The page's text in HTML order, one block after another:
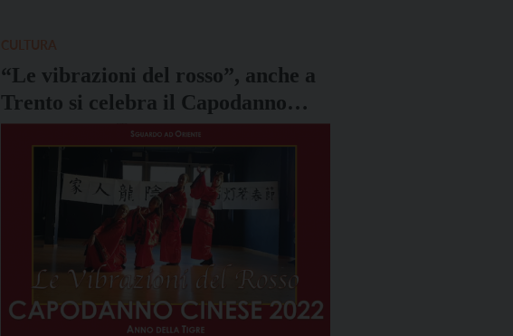
“Le vibrazioni del rosso”, anche a
Trento si celebra il Capodanno
cinese